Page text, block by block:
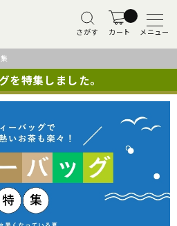
さがす カート メニュー
を特集しました。